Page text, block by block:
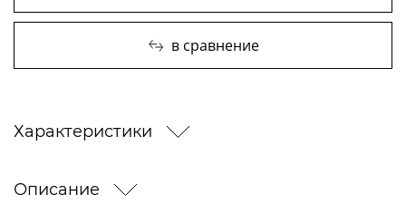
в сравнение
Характеристики
Описание